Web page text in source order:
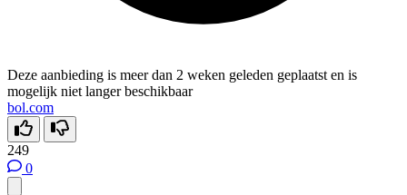
Deze aanbieding is meer dan 2 weken geleden geplaatst en is
mogelijk niet langer beschikbaar
bol.com
249
0